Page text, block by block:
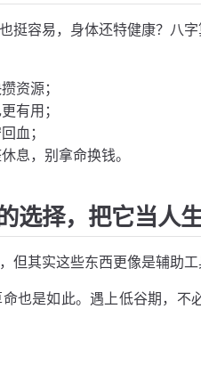
挺容易，身体还特健康？八
资源；
有用；
血；
息，别拿命换钱。
选择，把它当人
但其实这些东西更像是辅助工
也是如此。遇上低谷期，不